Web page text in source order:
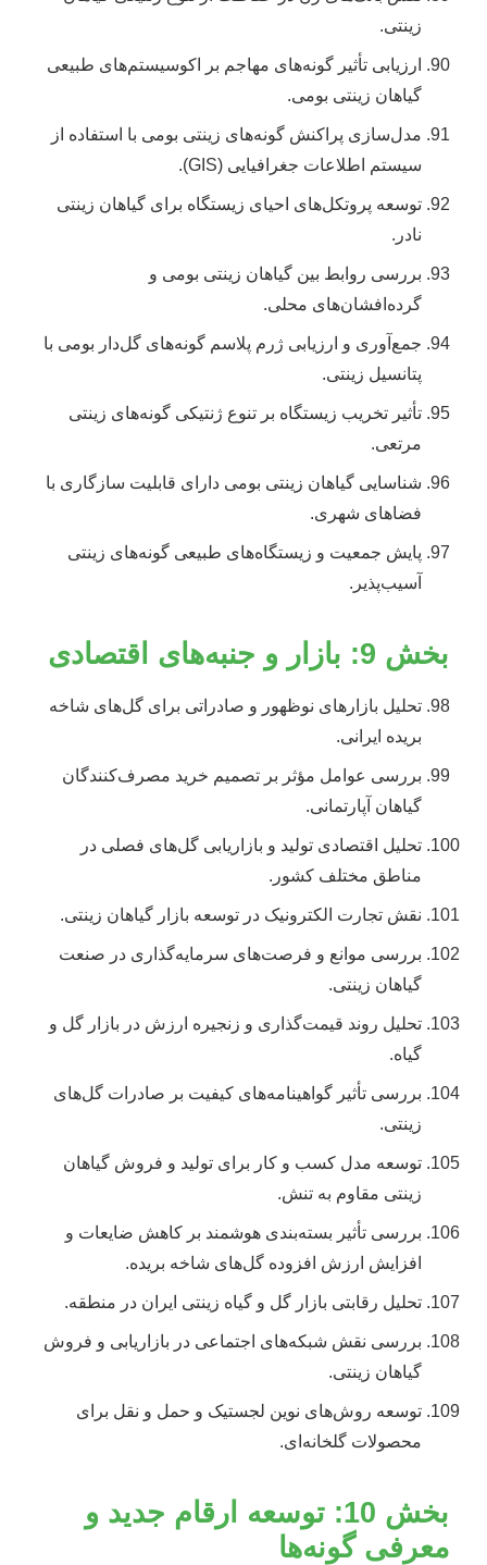
زینتی.
ارزیابی تأثیر گونه‌های مهاجم بر اکوسیستم‌های طبیعی
گیاهان زینتی بومی.
مدل‌سازی پراکنش گونه‌های زینتی بومی با استفاده از
سیستم اطلاعات جغرافیایی (GIS).
توسعه پروتکل‌های احیای زیستگاه برای گیاهان زینتی
نادر.
بررسی روابط بین گیاهان زینتی بومی و
گرده‌افشان‌های محلی.
جمع‌آوری و ارزیابی ژرم پلاسم گونه‌های گل‌دار بومی با
پتانسیل زینتی.
تأثیر تخریب زیستگاه بر تنوع ژنتیکی گونه‌های زینتی
مرتعی.
شناسایی گیاهان زینتی بومی دارای قابلیت سازگاری با
فضاهای شهری.
پایش جمعیت و زیستگاه‌های طبیعی گونه‌های زینتی
آسیب‌پذیر.
بخش 9: بازار و جنبه‌های اقتصادی
تحلیل بازارهای نوظهور و صادراتی برای گل‌های شاخه
بریده ایرانی.
بررسی عوامل مؤثر بر تصمیم خرید مصرف‌کنندگان
گیاهان آپارتمانی.
تحلیل اقتصادی تولید و بازاریابی گل‌های فصلی در
مناطق مختلف کشور.
نقش تجارت الکترونیک در توسعه بازار گیاهان زینتی.
بررسی موانع و فرصت‌های سرمایه‌گذاری در صنعت
گیاهان زینتی.
تحلیل روند قیمت‌گذاری و زنجیره ارزش در بازار گل و
گیاه.
بررسی تأثیر گواهینامه‌های کیفیت بر صادرات گل‌های
زینتی.
توسعه مدل کسب و کار برای تولید و فروش گیاهان
زینتی مقاوم به تنش.
بررسی تأثیر بسته‌بندی هوشمند بر کاهش ضایعات و
افزایش ارزش افزوده گل‌های شاخه بریده.
تحلیل رقابتی بازار گل و گیاه زینتی ایران در منطقه.
بررسی نقش شبکه‌های اجتماعی در بازاریابی و فروش
گیاهان زینتی.
توسعه روش‌های نوین لجستیک و حمل و نقل برای
محصولات گلخانه‌ای.
بخش 10: توسعه ارقام جدید و
معرفی گونه‌ها